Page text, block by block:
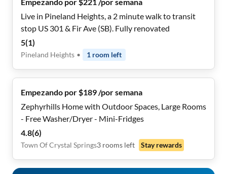
Live in Pineland Heights, a 2 minute walk to transit
stop US 301 & Fir Ave (SB). Fully renovated
5(1)
Pineland Heights • 1 room left
Empezando por $189 /por semana
Zephyrhills Home with Outdoor Spaces, Large Rooms
- Free Washer/Dryer - Mini-Fridges
4.8(6)
Town Of Crystal Springs3 rooms left Stay rewards